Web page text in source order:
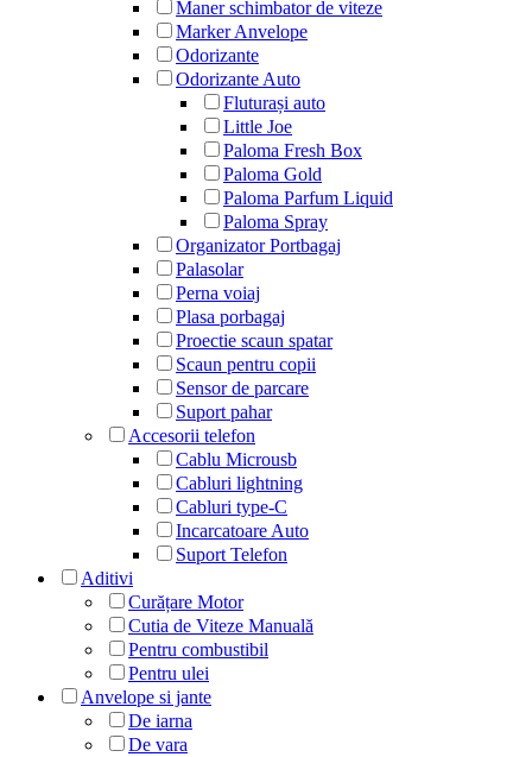
Maner schimbator de viteze
Marker Anvelope
Odorizante
Odorizante Auto
Fluturași auto
Little Joe
Paloma Fresh Box
Paloma Gold
Paloma Parfum Liquid
Paloma Spray
Organizator Portbagaj
Palasolar
Perna voiaj
Plasa porbagaj
Proectie scaun spatar
Scaun pentru copii
Sensor de parcare
Suport pahar
Accesorii telefon
Cablu Microusb
Cabluri lightning
Cabluri type-C
Incarcatoare Auto
Suport Telefon
Aditivi
Curățare Motor
Cutia de Viteze Manuală
Pentru combustibil
Pentru ulei
Anvelope si jante
De iarna
De vara